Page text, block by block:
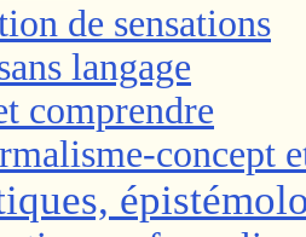
de sensations
langage
comprendre
concept